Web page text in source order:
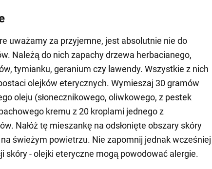
uważamy za przyjemne, jest absolutnie nie do
Należą do nich zapachy drzewa herbacianego,
tymianku, geranium czy lawendy. Wszystkie z nich
olejków eterycznych. Wymieszaj 30 gramów
oleju (słonecznikowego, oliwkowego, z pestek
kremu z 20 kroplami jednego z
Nałóż tę mieszankę na odsłonięte obszary skóry
świeżym powietrzu. Nie zapomnij jednak wcześniej
skóry - olejki eteryczne mogą powodować alergie.